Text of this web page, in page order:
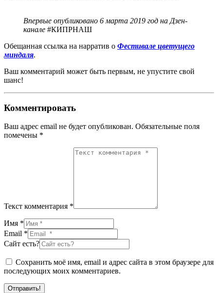
Впервые опубликовано 6 марта 2019 год на Дзен-
канале #КИПРНАШ
Обещанная ссылка на нарратив о Фестивале цветущего
миндаля.
Ваш комментарий может быть первым, не упустите свой
шанс!
Комментировать
Ваш адрес email не будет опубликован. Обязательные поля
помечены *
Текст комментария *
Имя *
Email *
Сайт есть?
Сохранить моё имя, email и адрес сайта в этом браузере для
последующих моих комментариев.
Отправить!